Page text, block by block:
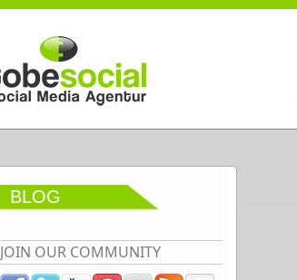
BLOG
JOIN OUR COMMUNITY